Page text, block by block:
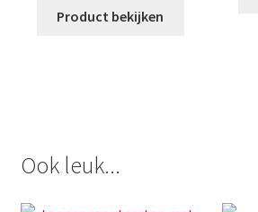
Product bekijken
Ook leuk...